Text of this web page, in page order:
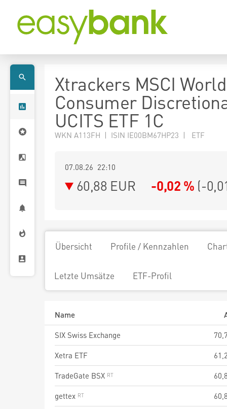
Xtrackers MSCI World
Consumer
UCITS ETF 1C
WKN A113FH | ISIN IE00BM67HP23 | ETF
07.08.26 22:10
60,88 EUR -0,02 % (-
Übersicht Profile / Kennzahlen
Letzte Umsätze ETF-Profil
Name
SIX Swiss Exchange
Xetra ETF
TradeGate BSX
gettex